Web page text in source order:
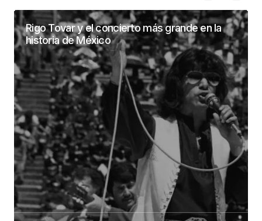
Rigo Tovar y el concierto más grande en la
historia de México